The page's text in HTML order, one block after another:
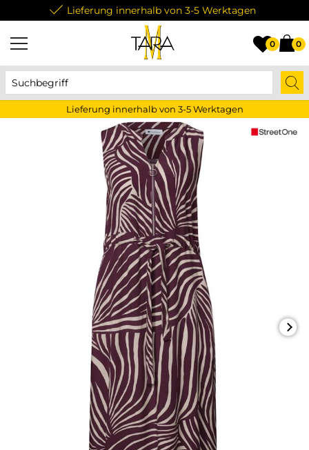
Lieferung innerhalb von 3-5 Werktagen
0 0
Lieferung innerhalb von 3-5 Werktagen